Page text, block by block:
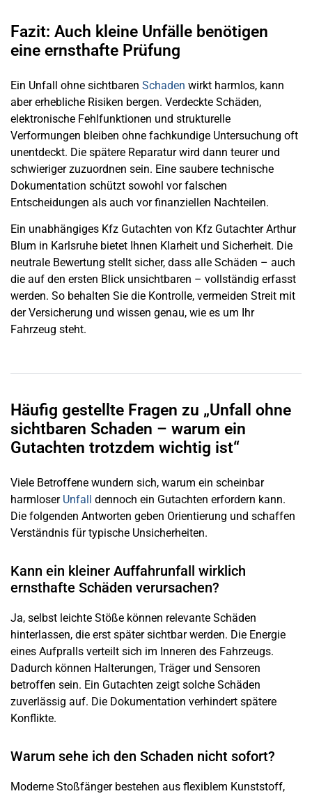
Fazit: Auch kleine Unfälle benötigen
eine ernsthafte Prüfung
Ein Unfall ohne sichtbaren Schaden wirkt harmlos, kann
aber erhebliche Risiken bergen. Verdeckte Schäden,
elektronische Fehlfunktionen und strukturelle
Verformungen bleiben ohne fachkundige Untersuchung oft
unentdeckt. Die spätere Reparatur wird dann teurer und
schwieriger zuzuordnen sein. Eine saubere technische
Dokumentation schützt sowohl vor falschen
Entscheidungen als auch vor finanziellen Nachteilen.
Ein unabhängiges Kfz Gutachten von Kfz Gutachter Arthur
Blum in Karlsruhe bietet Ihnen Klarheit und Sicherheit. Die
neutrale Bewertung stellt sicher, dass alle Schäden – auch
die auf den ersten Blick unsichtbaren – vollständig erfasst
werden. So behalten Sie die Kontrolle, vermeiden Streit mit
der Versicherung und wissen genau, wie es um Ihr
Fahrzeug steht.
Häufig gestellte Fragen zu „Unfall ohne
sichtbaren Schaden – warum ein
Gutachten trotzdem wichtig ist“
Viele Betroffene wundern sich, warum ein scheinbar
harmloser Unfall
dennoch ein Gutachten erfordern kann.
Die folgenden Antworten geben Orientierung und schaffen
Verständnis für typische Unsicherheiten.
Kann ein kleiner Auffahrunfall wirklich
ernsthafte Schäden verursachen?
Ja, selbst leichte Stöße können relevante Schäden
hinterlassen, die erst später sichtbar werden. Die Energie
eines Aufpralls verteilt sich im Inneren des Fahrzeugs.
Dadurch können Halterungen, Träger und Sensoren
betroffen sein. Ein Gutachten zeigt solche Schäden
zuverlässig auf. Die Dokumentation verhindert spätere
Konflikte.
Warum sehe ich den Schaden nicht sofort?
Moderne Stoßfänger bestehen aus flexiblem Kunststoff,